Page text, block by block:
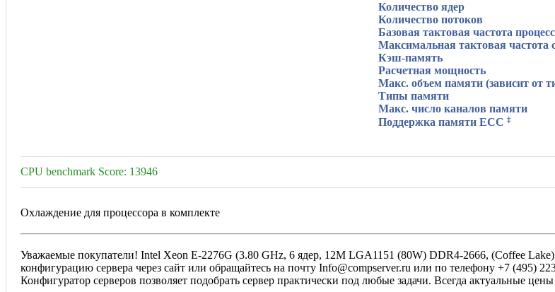
Количество ядер
Количество потоков
Базовая тактовая частота
Максимальная тактовая частота
Кэш-память
Расчетная мощность
Макс. объем памяти (зависит от
Типы памяти
Макс. число каналов памяти
Поддержка памяти ECC‡
CPU benchmark Score: 13946
Охлаждение для процессора в комплекте
Уважаемые покупатели! Intel Xeon E-2276G (3.80 GHz, 6 ядер, 12M LGA1151 (80W) DDR4-2666, (Coffee
конфигурацию сервера через сайт или обращайтесь на почту Info@compserver.ru или по телефону +7
Конфигуратор серверов позволяет подобрать сервер практически под любые задачи. Всегда актуальные